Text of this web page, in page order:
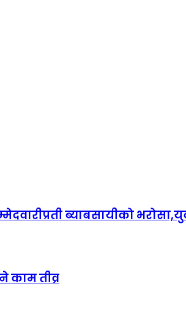
ब्याबसायीको
काम तीव्र